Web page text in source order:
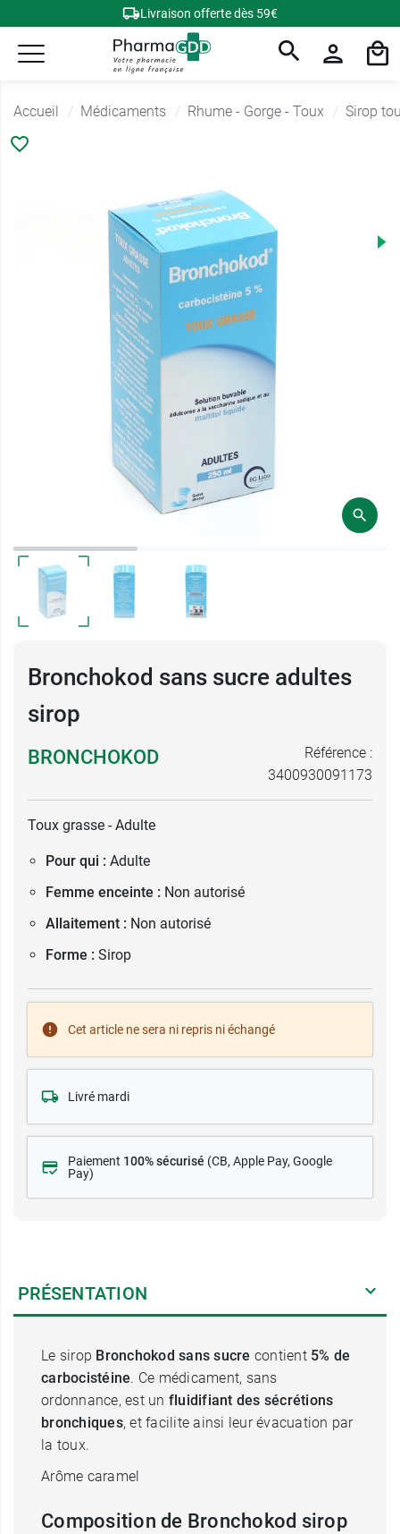
Livraison offerte dès 59€
Accueil Médicaments Rhume - Gorge - Toux Sirop
Bronchokod sans sucre adultes
sirop
BRONCHOKOD
Référence :
3400930091173
Toux grasse - Adulte
Pour qui : Adulte
Femme enceinte : Non autorisé
Allaitement : Non autorisé
Forme : Sirop
Cet article ne sera ni repris ni échangé
Livré mardi
Paiement 100% sécurisé (CB, Apple Pay, Google
Pay)
PRÉSENTATION
Le sirop Bronchokod sans sucre contient 5% de
carbocistéine. Ce médicament, sans
ordonnance, est un fluidifiant des sécrétions
bronchiques, et facilite ainsi leur évacuation par
la toux.
Arôme caramel
Composition de Bronchokod sirop